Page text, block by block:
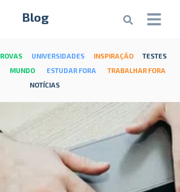
Blog
UNIVERSIDADES INSPIRAÇÃO
TESTES
MUNDO ESTUDAR FORA
TRABALHAR FORA
NOTÍCIAS